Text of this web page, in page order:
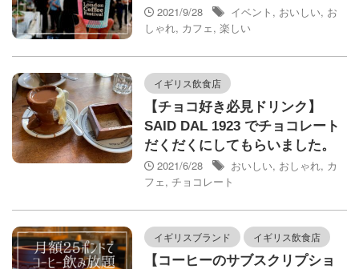
2021/9/28
イベント , おいしい, お
しゃれ, カフェ, 楽しい
イギリス飲食店
【チョコ好き必見ドリンク】
SAID DAL 1923 でチョコレート
だくだくにしてもらいました。
2021/6/28
おいしい, おしゃれ, カ
フェ, チョコレート
イギリスブランド イギリス飲食店
【コーヒーのサブスクリプショ